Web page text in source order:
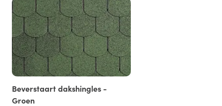
Beverstaart dakshingles -
Groen